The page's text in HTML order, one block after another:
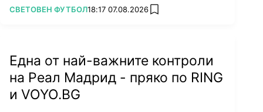
ПОВЕЧЕ ОТ
СВЕТОВЕН ФУТБОЛ18:17 07.08.2026 add favorites
Една от най-важните контроли
на Реал Мадрид - пряко по RING
и VOYO.BG